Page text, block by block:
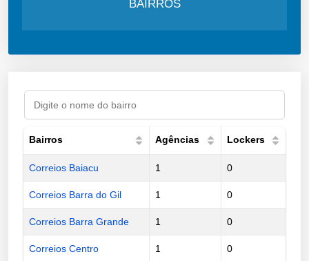
BAIRROS
Bairros Agências Lockers
Correios Baiacu 1 0
Correios Barra do Gil 1 0
Correios Barra Grande 1 0
Correios Centro 1 0